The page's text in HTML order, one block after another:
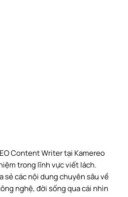
Content Writer tại Kamereo
trong lĩnh vực viết lách.
sẻ các nội dung chuyên sâu về
nghệ, đời sống qua cái nhìn